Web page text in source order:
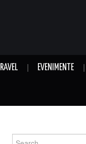
TRAVEL EVENIMENTE